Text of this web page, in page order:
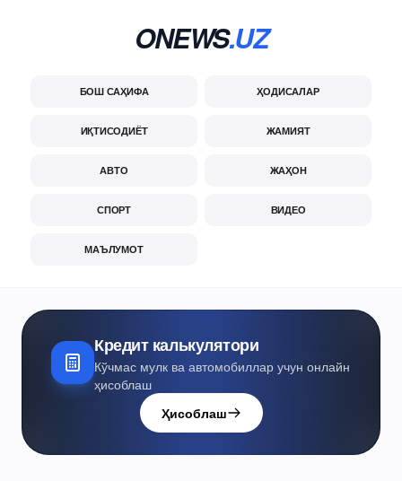
ONEWS.UZ
БОШ САҲИФА ҲОДИСАЛАР
ИҚТИСОДИЁТ ЖАМИЯТ
АВТО ЖАҲОН
СПОРТ ВИДЕО
МАЪЛУМОТ
Кредит калькулятори
Кўчмас мулк ва автомобиллар учун онлайн
ҳисоблаш
Ҳисоблаш